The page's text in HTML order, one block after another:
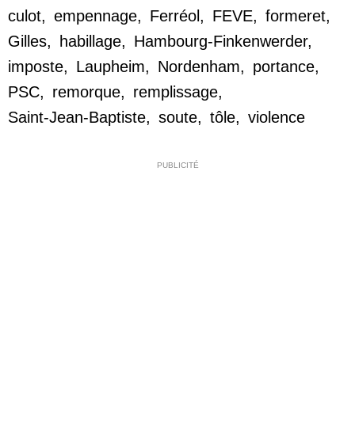
culot, empennage, Ferréol, FEVE, formeret,
Gilles, habillage, Hambourg-Finkenwerder,
imposte, Laupheim, Nordenham, portance,
PSC, remorque, remplissage,
Saint-Jean-Baptiste, soute, tôle, violence
PUBLICITÉ